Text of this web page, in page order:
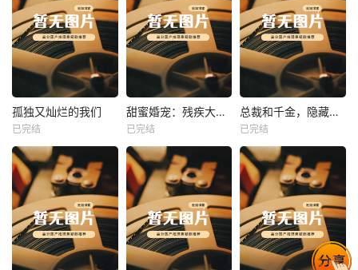
热播
未知
孤独又灿烂的我们
已完结
热播
未知
甜蜜婚宠：残疾大佬夜夜撩
已完结
热播
未知
总裁和千金，隐藏身份闪婚了
已完结